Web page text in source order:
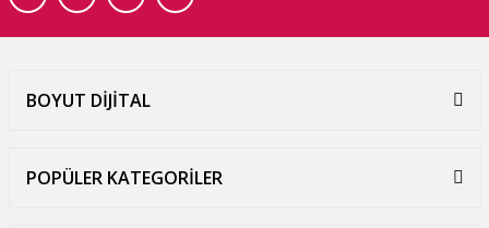
BOYUT DİJİTAL
POPÜLER KATEGORİLER